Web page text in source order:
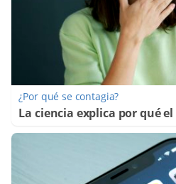
¿Por qué se contagia?
La ciencia explica por qué